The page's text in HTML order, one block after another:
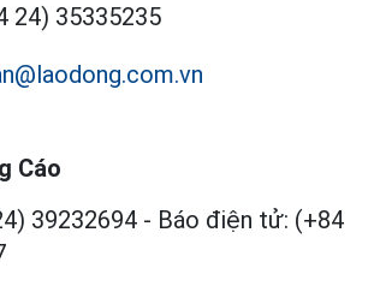
24) 35335235
Cáo
39232694 - Báo điện tử: (+84